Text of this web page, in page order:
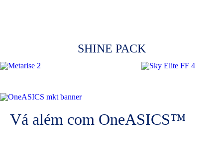
SHINE PACK
Vá além com OneASICS™